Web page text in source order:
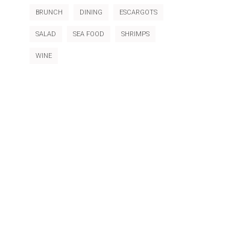
BRUNCH DINING ESCARGOTS
SALAD SEA FOOD SHRIMPS
WINE